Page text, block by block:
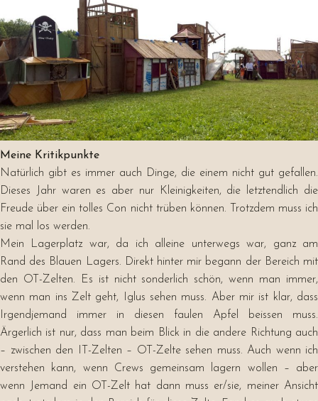
Meine Kritikpunkte
Natürlich gibt es immer auch Dinge, die einem nicht gut gefallen.
Dieses Jahr waren es aber nur Kleinigkeiten, die letztendlich die
Freude über ein tolles Con nicht trüben können. Trotzdem muss ich
sie mal los werden.
Mein Lagerplatz war, da ich alleine unterwegs war, ganz am
Rand des Blauen Lagers. Direkt hinter mir begann der Bereich mit
den OT-Zelten. Es ist nicht sonderlich schön, wenn man immer,
wenn man ins Zelt geht, Iglus sehen muss. Aber mir ist klar, dass
Irgendjemand immer in diesen faulen Apfel beissen muss.
Ärgerlich ist nur, dass man beim Blick in die andere Richtung auch
– zwischen den IT-Zelten – OT-Zelte sehen muss. Auch wenn ich
verstehen kann, wenn Crews gemeinsam lagern wollen – aber
wenn Jemand ein OT-Zelt hat dann muss er/sie, meiner Ansicht